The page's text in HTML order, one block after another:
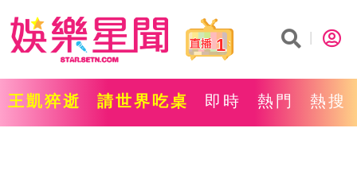
1
王凱猝逝 請世界吃桌 即時 熱門 熱搜